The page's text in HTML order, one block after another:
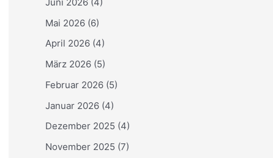
Mai 2026 (6)
April 2026 (4)
März 2026 (5)
Februar 2026 (5)
Januar 2026 (4)
Dezember 2025 (4)
November 2025 (7)